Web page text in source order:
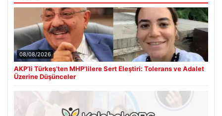
08/08/2026
AKP’li Türkeş’ten MHP’lilere Sert Eleştiri: Tolerans ve Adalet
Üzerine Düşünceler